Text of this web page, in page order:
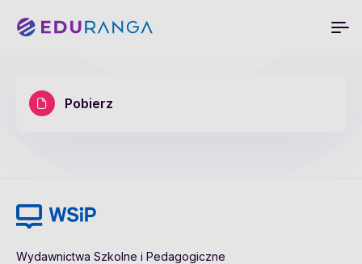
Pobierz
Wydawnictwa Szkolne i Pedagogiczne